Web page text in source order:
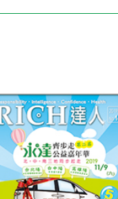
洗錢防制暨打擊資恐